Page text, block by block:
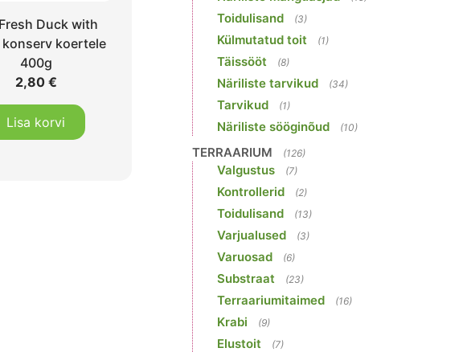
Duck with
konserv koertele
400g
2,80 €
Lisa korvi
Toidulisand (3)
Külmutatud toit (1)
Täissööt (8)
Näriliste tarvikud (34)
Tarvikud (1)
Näriliste sööginõud (10)
TERRAARIUM (126)
Valgustus (7)
Kontrollerid (2)
Toidulisand (13)
Varjualused (3)
Varuosad (6)
Substraat (23)
Terraariumitaimed (16)
Krabi (9)
Elustoit (7)